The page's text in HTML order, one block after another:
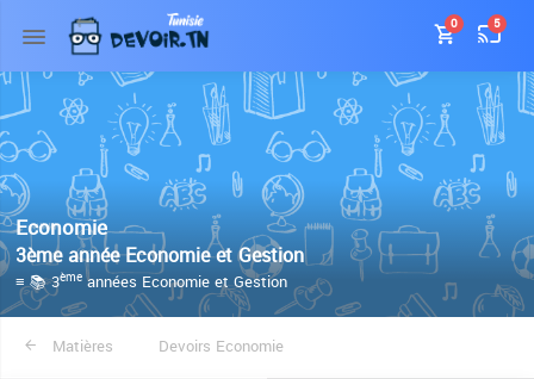
0 5
Economie
3ème année Economie et Gestion
≡ 📚 3èmeannées Economie et Gestion
Matières Devoirs Economie